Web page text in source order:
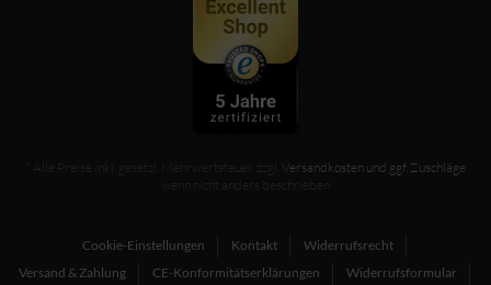
* Alle Preise inkl. gesetzl. Mehrwertsteuer, zzgl. Versandkosten und ggf. Zuschläge
wenn nicht anders beschrieben
Cookie-Einstellungen Kontakt
Widerrufsrecht
Versand & Zahlung
CE-Konformitätserklärungen
Widerrufsformular